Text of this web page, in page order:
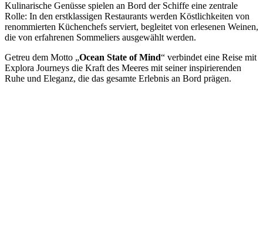
Kulinarische Genüsse spielen an Bord der Schiffe eine zentrale
Rolle: In den erstklassigen Restaurants werden Köstlichkeiten von
renommierten Küchenchefs serviert, begleitet von erlesenen Weinen,
die von erfahrenen Sommeliers ausgewählt werden.
Getreu dem Motto „Ocean State of Mind“ verbindet eine Reise mit
Explora Journeys die Kraft des Meeres mit seiner inspirierenden
Ruhe und Eleganz, die das gesamte Erlebnis an Bord prägen.